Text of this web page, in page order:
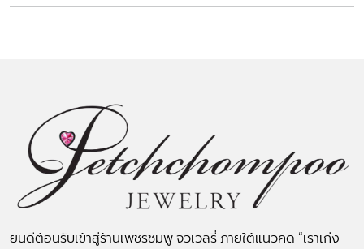
ยินดีต้อนรับเข้าสู่ร้านเพชรชมพู จิวเวลรี่ ภายใต้แนวคิด “เราเก่ง